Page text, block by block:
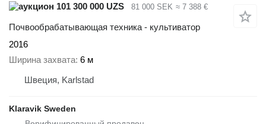
101 300 000 UZS
81 000 SEK ≈ 7 388 €
Почвообрабатывающая техника - культиватор
2016
Ширина захвата 6 м
Швеция, Karlstad
Klaravik Sweden